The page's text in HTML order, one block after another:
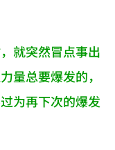
就突然冒点事出
量总要爆发的，
为再下次的爆发